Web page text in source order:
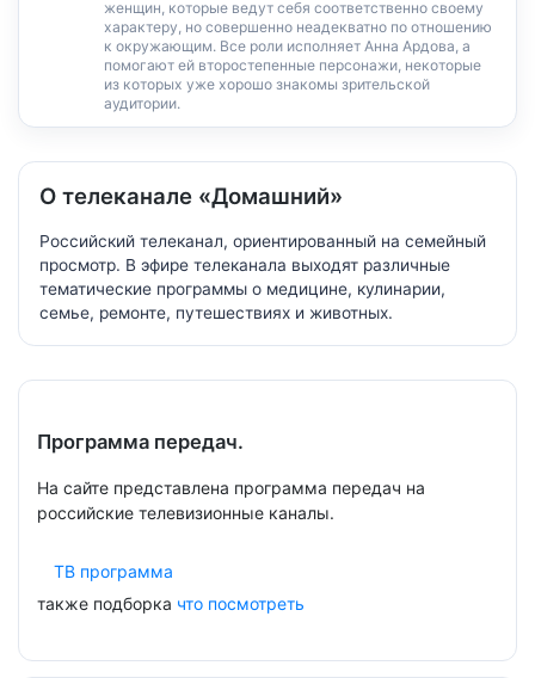
женщин, которые ведут себя соответственно своему
характеру, но совершенно неадекватно по отношению
к окружающим. Все роли исполняет Анна Ардова, а
помогают ей второстепенные персонажи, некоторые
из которых уже хорошо знакомы зрительской
аудитории.
О телеканале «Домашний»
Российский телеканал, ориентированный на семейный
просмотр. В эфире телеканала выходят различные
тематические программы о медицине, кулинарии,
семье, ремонте, путешествиях и животных.
Программа передач.
На сайте представлена программа передач на
российские телевизионные каналы.
ТВ программа
также подборка что посмотреть